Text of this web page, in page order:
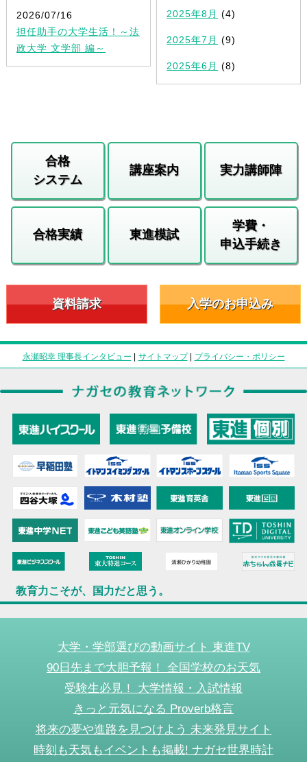
2026/07/16
担任助手の大学生活！～法
政大学 文学部 編～
2025年8月 (4)
2025年7月 (9)
2025年6月 (8)
合格
システム
講座案内 実力講師陣
合格実績 東進模試
学費・
申込手続き
資料請求 入学のお申込み
永瀬昭幸 理事長インタビュー | サイトマップ| プライバシー・ポリシー
教育力こそが、国力だと思う。
大学・学部選びの動画サイト 東進TV
90日先まで大胆予報！ 全国学校のお天気
受験生必見！ 大学情報・入試情報
きっと元気になる Proverb格言
将来の夢や進路を見つけよう 未来発見サイト
時刻も天気もイベントも掲載! ナガセ世界時計